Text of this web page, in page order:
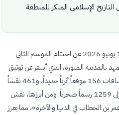
الإسلامي المبكر للمنطقة
أعلنت هيئة التراث السعودية في 10 يونيو 2026 عن اختتام الموسم الثاني
بالمدينة المنورة، الذي أسفر عن توثيق
1774 مكتشفاً أثرياً. تضمنت الاكتشافات 156 موقعاً أثرياً جديداً، و461 نقشاً
إسلامياً، و34 نقشاً ثمودياً، إضافة إلى 1259 رسماً صخرياً. ومن أبرزها، نقش
الخطاب في الدنيا والآخرة»، مما يعزز